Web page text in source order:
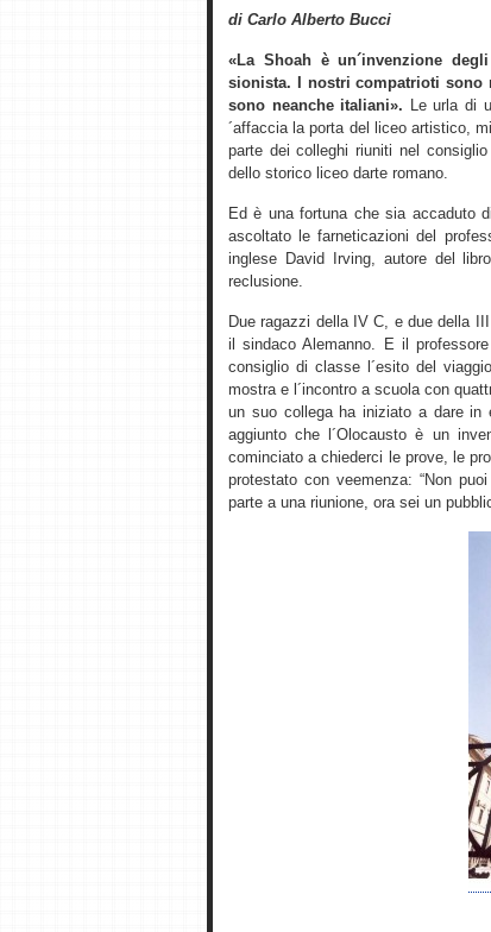
di Carlo Alberto Bucci
«La Shoah è un´invenzione
sionista. I nostri compatrioti sono
sono neanche italiani». Le urla di
´affaccia la porta del liceo artistico,
parte dei colleghi riuniti nel
dello storico liceo darte romano.
Ed è una fortuna che sia accaduto
ascoltato le farneticazioni del
inglese David Irving, autore del
reclusione.
Due ragazzi della IV C, e due della
il sindaco Alemanno. E il
consiglio di classe l´esito del
mostra e l´incontro a scuola con
un suo collega ha iniziato a dare in
aggiunto che l´Olocausto è un
cominciato a chiederci le prove, le
protestato con veemenza: “Non
parte a una riunione, ora sei un